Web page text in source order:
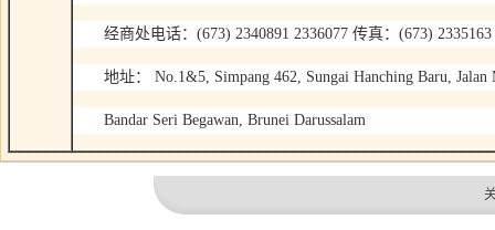
经商处电话：(673) 2340891 2336077 传真：(673) 2335163
地址： No.1&5, Simpang 462, Sungai Hanching Baru, Jalan
Bandar Seri Begawan, Brunei Darussalam